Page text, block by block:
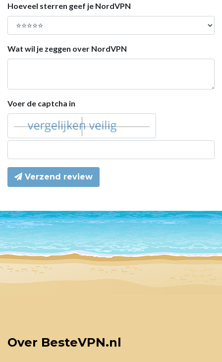
Hoeveel sterren geef je NordVPN
Wat wil je zeggen over NordVPN
Voer de captcha in
Verzend review
Over BesteVPN.nl